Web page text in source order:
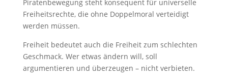
Piratenbewegung steht konsequent für universelle
Freiheitsrechte, die ohne Doppelmoral verteidigt
werden müssen.
Freiheit bedeutet auch die Freiheit zum schlechten
Geschmack. Wer etwas ändern will, soll
argumentieren und überzeugen – nicht verbieten.